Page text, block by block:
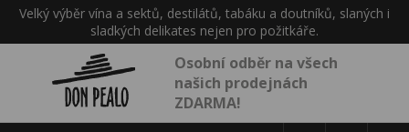
Velký výběr vína a sektů, destilátů, tabáku a doutníků, slaných i
sladkých delikates nejen pro požitkáře.
Osobní odběr na všech
našich prodejnách
ZDARMA!